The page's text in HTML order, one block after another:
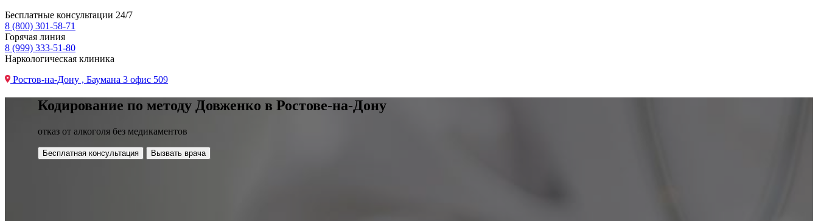
Бесплатные консультации 24/7
8 (800) 301-58-71
Горячая линия
8 (999) 333-51-80
Наркологическая клиника
Ростов-на-Дону , Баумана 3 офис 509
Кодирование по методу Довженко в Ростове-на-Дону
отказ от алкоголя без медикаментов
Бесплатная консультация Вызвать врача